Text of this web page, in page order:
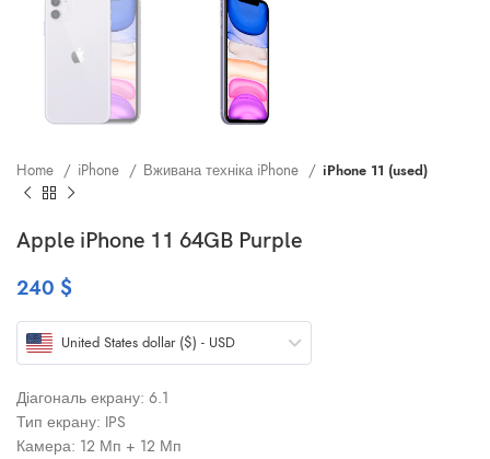
Home iPhone Вживана техніка iPhone iPhone 11 (used)
Apple iPhone 11 64GB Purple
240 $
United States dollar ($) - USD
Діагональ екрану: 6.1
Тип екрану: IPS
Камера: 12 Мп + 12 Мп